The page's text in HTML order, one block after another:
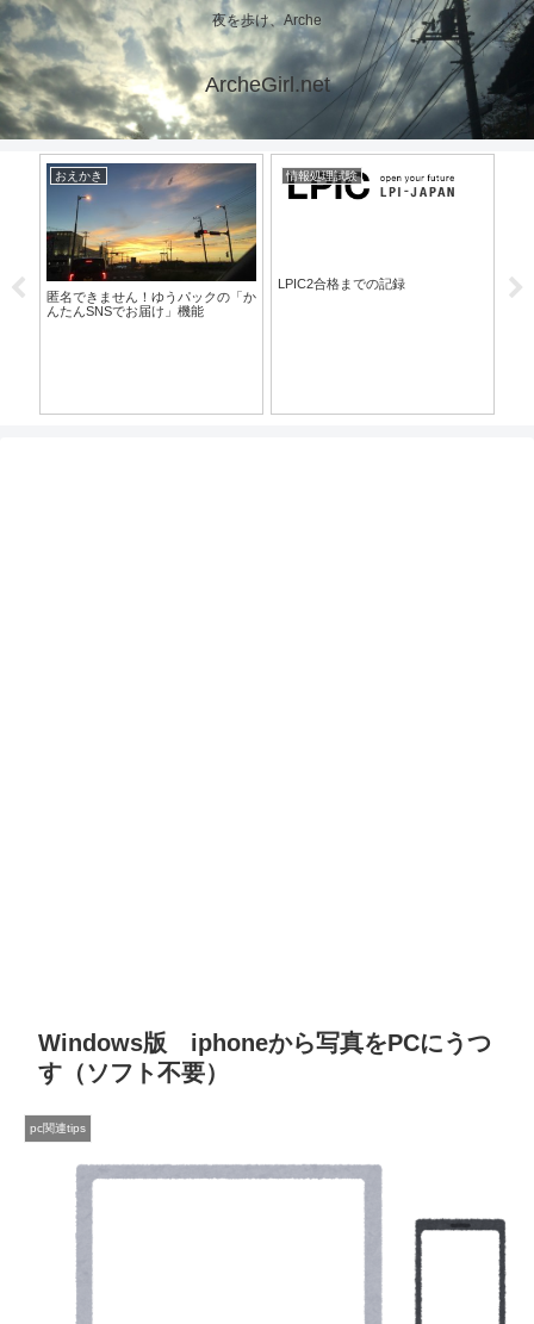
夜を歩け、Arche
ArcheGirl.net
おえかき
匿名できません！ゆうパックの「か
んたんSNSでお届け」機能
情報処理試験
LPIC2合格までの記録
Windows版 iphoneから写真をPCにうつ
す（ソフト不要）
pc関連tips